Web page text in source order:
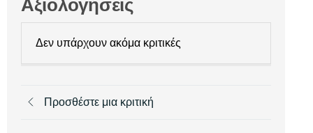
Αξιολογήσεις
Δεν υπάρχουν ακόμα κριτικές
Προσθέστε μια κριτική